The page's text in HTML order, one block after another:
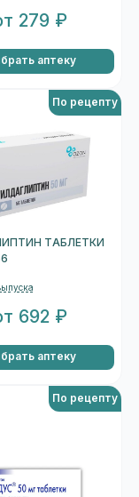
279 ₽
аптеку
По рецепту
ТАБЛЕТКИ
692 ₽
аптеку
По рецепту